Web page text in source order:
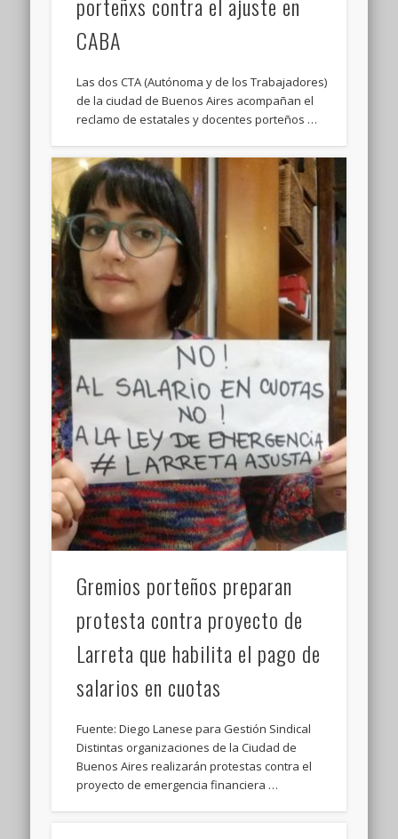
CABA
Las dos CTA (Autónoma y de los Trabajadores)
de la ciudad de Buenos Aires acompañan el
reclamo de estatales y docentes porteños …
Gremios porteños preparan
protesta contra proyecto de
Larreta que habilita el pago de
salarios en cuotas
Fuente: Diego Lanese para Gestión Sindical
Distintas organizaciones de la Ciudad de
Buenos Aires realizarán protestas contra el
proyecto de emergencia financiera …